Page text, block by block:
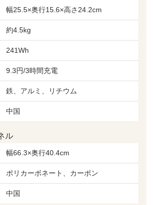
幅25.5×奥行15.6×高さ24.2cm
約4.5kg
241Wh
9.3円/3時間充電
鉄、アルミ、リチウム
中国
ル
幅66.3×奥行40.4cm
ポリカーボネート、カーボン
中国